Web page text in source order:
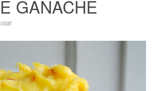
GANACHE